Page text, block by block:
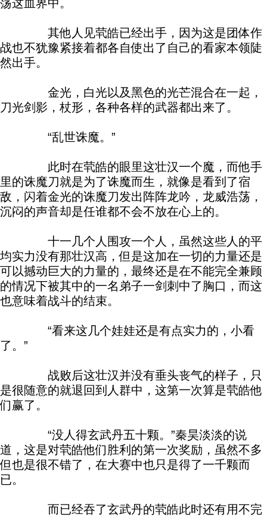
荡这血界中。
其他人见茕皓已经出手，因为这是团体作
战也不犹豫紧接着都各自使出了自己的看家本领陡
然出手。
金光，白光以及黑色的光芒混合在一起，
刀光剑影，杖形，各种各样的武器都出来了。
“乱世诛魔。”
此时在茕皓的眼里这壮汉一个魔，而他手
里的诛魔刀就是为了诛魔而生，就像是看到了宿
敌，闪着金光的诛魔刀发出阵阵龙吟，龙威浩荡，
沉闷的声音却是任谁都不会不放在心上的。
十一几个人围攻一个人，虽然这些人的平
均实力没有那壮汉高，但是这加在一切的力量还是
可以撼动巨大的力量的，最终还是在不能完全兼顾
的情况下被其中的一名弟子一剑刺中了胸口，而这
也意味着战斗的结束。
“看来这几个娃娃还是有点实力的，小看
了。”
战败后这壮汉并没有垂头丧气的样子，只
是很随意的就退回到人群中，这第一次算是茕皓他
们赢了。
“没人得玄武丹五十颗。”秦昊淡淡的说
道，这是对茕皓他们胜利的第一次奖励，虽然不多
但也是很不错了，在大赛中也只是得了一千颗而
已。
而已经吞了玄武丹的茕皓此时还有用不完